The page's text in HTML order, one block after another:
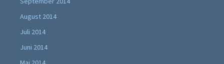
August 2014
Juli 2014
Juni 2014